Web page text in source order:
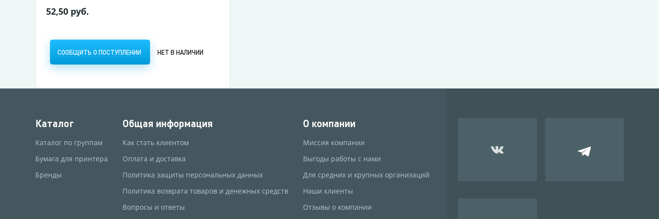
52,50 руб.
СООБЩИТЬ О ПОСТУПЛЕНИИ НЕТ В НАЛИЧИИ
Каталог
Каталог по группам
Бумага для принтера
Бренды
Общая информация
Как стать клиентом
Оплата и доставка
Политика защиты персональных данных
Политика возврата товаров и денежных средств
Вопросы и ответы
О компании
Миссия компании
Выгоды работы с нами
Для средних и крупных организаций
Наши клиенты
Отзывы о компании